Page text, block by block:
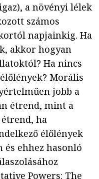
a növényi lélek
számos
napjainkig. Ha
akkor hogyan
Ha nincs
Morális
jobb a
étrend, mint a
ha
élőlények
és ehhez hasonló
Powers: The